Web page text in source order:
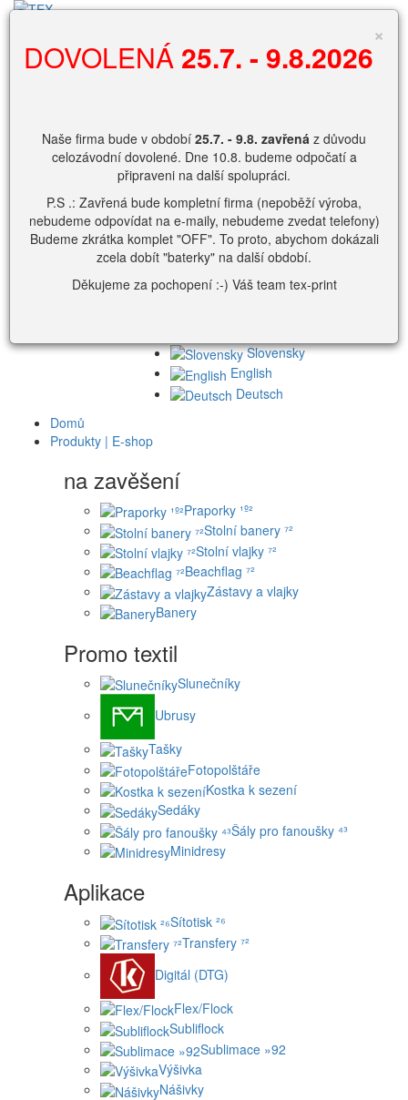
Vyhledávání
Košík je prázdný
Zobrazit košík.
přihlašovací
jméno
Heslo
nebo
Slovensky
English
Deutsch
Domů
Produkty | E-shop
na zavěšení
Praporky ¹º²
Stolní banery ⁷²
Stolní vlajky ⁷²
Beachflag ⁷²
Zástavy a vlajky
Banery
Promo textil
Slunečníky
Ubrusy
Tašky
Fotopolštáře
Kostka k sezení
Sedáky
Šály pro fanoušky ⁴³
Minidresy
Aplikace
Sítotisk ²⁶
Transfery ⁷²
Digitál (DTG)
Flex/Flock
Subliflock
Sublimace »92
Výšivka
Nášivky
×
DOVOLENÁ 25.7. - 9.8.2026
Naše firma bude v období 25.7. - 9.8. zavřená z důvodu
celozávodní dovolené. Dne 10.8. budeme odpočatí a
připraveni na další spolupráci.
P.S .: Zavřená bude kompletní firma (nepoběží výroba,
nebudeme odpovídat na e-maily, nebudeme zvedat telefony)
Budeme zkrátka komplet "OFF". To proto, abychom dokázali
zcela dobít "baterky" na další období.
Děkujeme za pochopení :-) Váš team tex-print